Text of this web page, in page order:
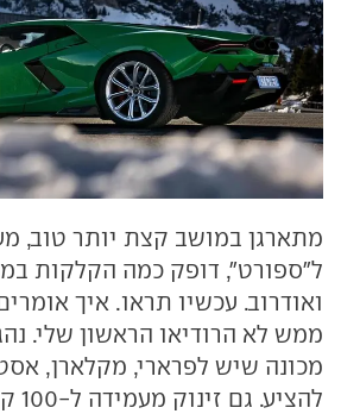
מתארגן במושב קצת יותר טוב,
ל"ספורט", דופק כמה הקלקות
ואודרוב. עכשיו תראו. איך
ממש לא הרודיאו הראשון שלי.
מכונה שיש לפרארי, מקלארן,